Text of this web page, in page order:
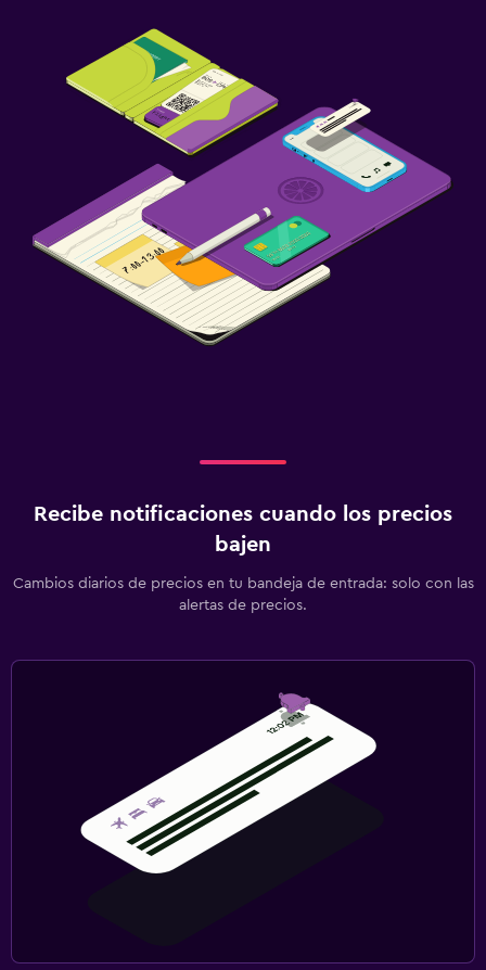
Recibe notificaciones cuando los precios
bajen
Cambios diarios de precios en tu bandeja de entrada: solo con las
alertas de precios.